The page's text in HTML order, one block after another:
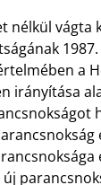
nélkül vágta
a
irányítása